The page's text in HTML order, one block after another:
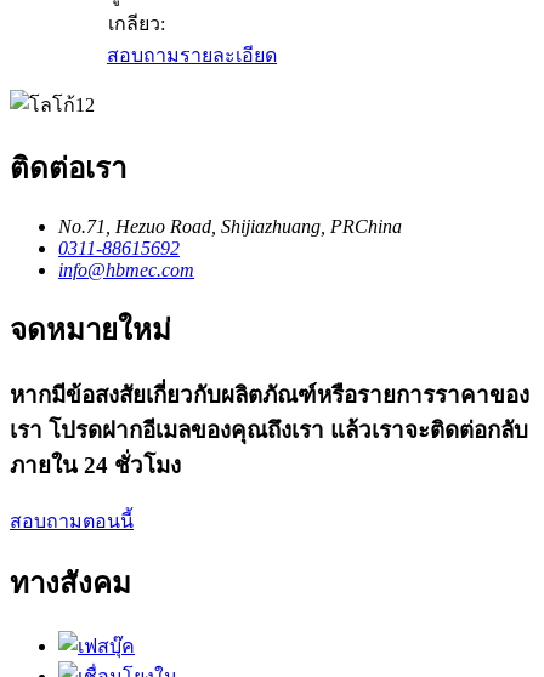
เกลียว:
สอบถามรายละเอียด
ติดต่อเรา
No.71, Hezuo Road, Shijiazhuang, PRChina
0311-88615692
info@hbmec.com
จดหมายใหม่
หากมีข้อสงสัยเกี่ยวกับผลิตภัณฑ์หรือรายการราคาของ
เรา โปรดฝากอีเมลของคุณถึงเรา แล้วเราจะติดต่อกลับ
ภายใน 24 ชั่วโมง
สอบถามตอนนี้
ทางสังคม